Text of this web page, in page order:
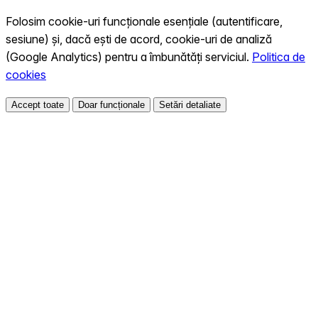
Folosim cookie-uri funcționale esențiale (autentificare,
sesiune) și, dacă ești de acord, cookie-uri de analiză
(Google Analytics) pentru a îmbunătăți serviciul. Politica de
cookies
Accept toate Doar funcționale Setări detaliate